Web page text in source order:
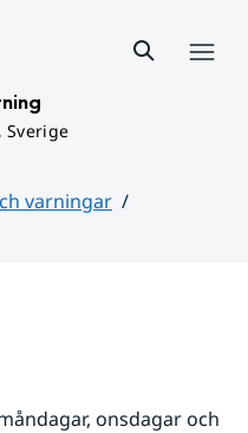
Sverige
varningar
onsdagar och